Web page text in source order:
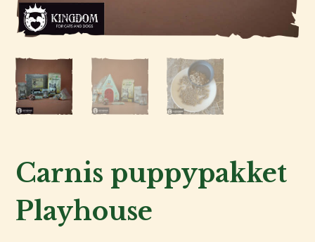
Voor
fokker
Voor
Over
ons
Carnis puppypakket
Playhouse